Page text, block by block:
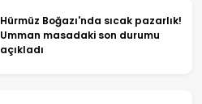
Hürmüz Boğazı'nda sıcak pazarlık!
Umman masadaki son durumu
açıkladı